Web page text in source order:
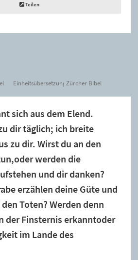
Teilen
Einheitsübersetzung Zürcher Bibel
sich aus dem Elend.
dir täglich; ich breite
zu dir. Wirst du an den
werden die
und dir danken?
erzählen deine Güte und
Toten? Werden denn
der Finsternis erkanntoder
im Lande des